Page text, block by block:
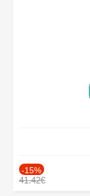
-15%
41.42€